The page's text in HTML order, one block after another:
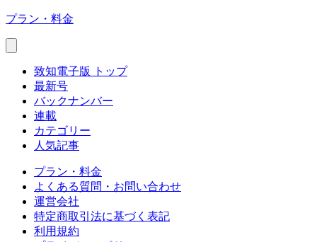
プラン・料金
致知電子版 トップ
最新号
バックナンバー
連載
カテゴリー
人気記事
プラン・料金
よくある質問・お問い合わせ
運営会社
特定商取引法に基づく表記
利用規約